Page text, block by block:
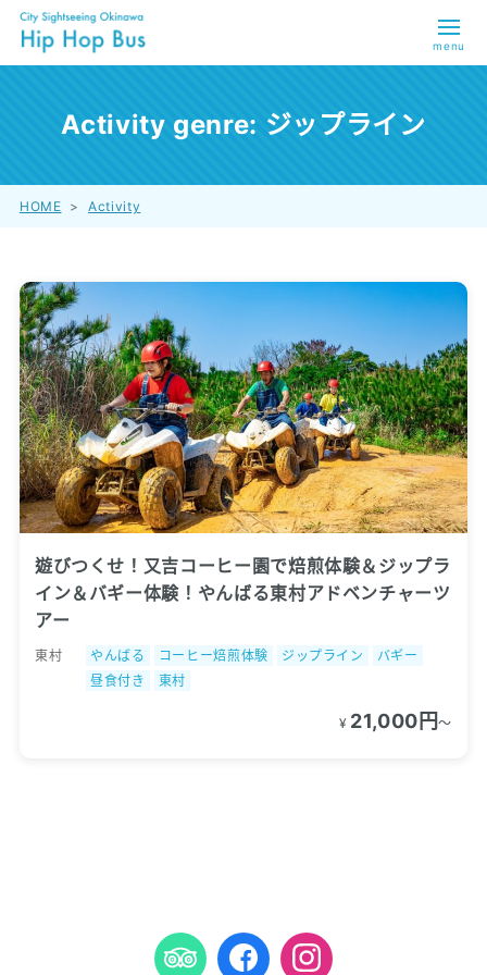
menu
Activity genre: ジップライン
HOME > Activity
遊びつくせ！又吉コーヒー園で焙煎体験＆ジップラ
イン＆バギー体験！やんばる東村アドベンチャーツ
アー
東村 やんばる コーヒー焙煎体験 ジップライン
バギー
昼食付き
東村
¥ 21,000円〜